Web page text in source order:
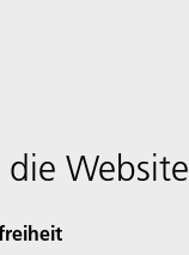
Website